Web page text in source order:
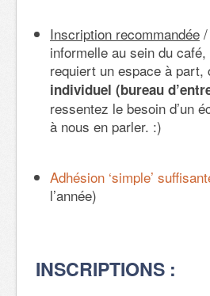
Inscription recommandée
informelle au sein du
requiert un espace à
individuel (bureau
ressentez le besoin d’un
à nous en parler. :)
Adhésion ‘simple’
l’année)
INSCRIPTIONS :